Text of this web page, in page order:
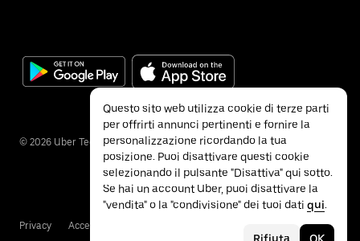
© 2026 Uber Technologies Inc.
Privacy Accessibilità
Questo sito web utilizza cookie di terze parti
per offrirti annunci pertinenti e fornire la
personalizzazione ricordando la tua
posizione. Puoi disattivare questi cookie
selezionando il pulsante "Disattiva" qui sotto.
Se hai un account Uber, puoi disattivare la
"vendita" o la "condivisione" dei tuoi dati qui.